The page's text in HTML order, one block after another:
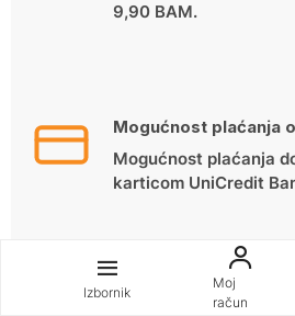
Izbornik
Moj
račun
9,90 BAM.
Mogućnost plaćanja
Mogućnost plaćanja
karticom UniCredit
Korisnička podrška